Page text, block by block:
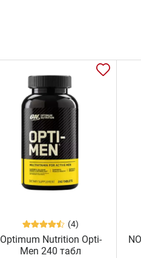
(4)
Optimum Nutrition Opti-
Men 240 табл